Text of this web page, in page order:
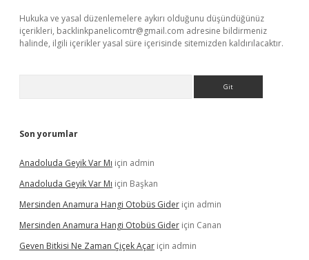
Hukuka ve yasal düzenlemelere aykırı olduğunu düşündüğünüz
içerikleri, backlinkpanelicomtr@gmail.com adresine bildirmeniz
halinde, ilgili içerikler yasal süre içerisinde sitemizden kaldırılacaktır.
Son yorumlar
Anadoluda Geyik Var Mı için admin
Anadoluda Geyik Var Mı için Başkan
Mersinden Anamura Hangi Otobüs Gider için admin
Mersinden Anamura Hangi Otobüs Gider için Canan
Geven Bitkisi Ne Zaman Çiçek Açar için admin